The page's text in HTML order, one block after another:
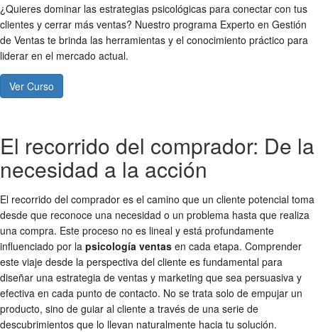
¿Quieres dominar las estrategias psicológicas para conectar con tus
clientes y cerrar más ventas? Nuestro programa Experto en Gestión
de Ventas te brinda las herramientas y el conocimiento práctico para
liderar en el mercado actual.
Ver Curso
El recorrido del comprador: De la
necesidad a la acción
El recorrido del comprador es el camino que un cliente potencial toma
desde que reconoce una necesidad o un problema hasta que realiza
una compra. Este proceso no es lineal y está profundamente
influenciado por la psicología ventas en cada etapa. Comprender
este viaje desde la perspectiva del cliente es fundamental para
diseñar una estrategia de ventas y marketing que sea persuasiva y
efectiva en cada punto de contacto. No se trata solo de empujar un
producto, sino de guiar al cliente a través de una serie de
descubrimientos que lo llevan naturalmente hacia tu solución.